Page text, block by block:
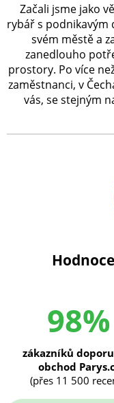
Začali jsme jako
rybář s podnikavým
svém městě a
zanedlouho
prostory. Po více
zaměstnanci, v
vás, se stejným
98%
zákazníků
obchod
(přes 11 500